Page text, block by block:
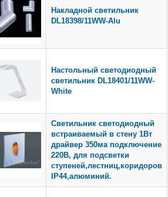
Накладной светильник
DL18398/11WW-Alu
Настольный светодиодный
светильник DL18401/11WW-
White
Светильник светодиодный
встраиваемый в стену 1Вт
драйвер 350ма подключение
220В, для подсветки
ступеней,лестниц,коридоров
IP44,алюминий.